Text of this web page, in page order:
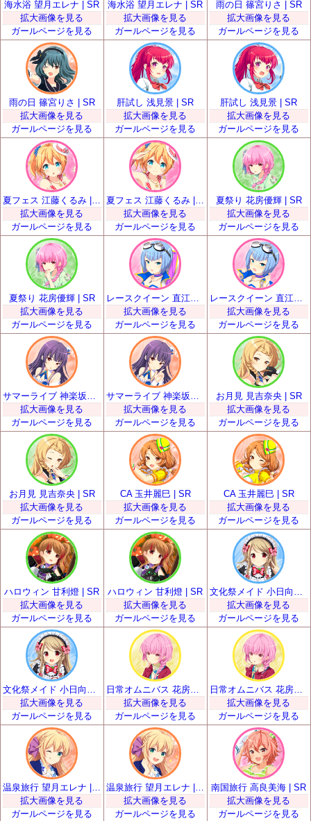
海水浴 望月エレナ | SR
拡大画像を見る
ガールページを見る
海水浴 望月エレナ | SR
拡大画像を見る
ガールページを見る
雨の日 篠宮りさ | SR
拡大画像を見る
ガールページを見る
雨の日 篠宮りさ | SR
拡大画像を見る
ガールページを見る
肝試し 浅見景 | SR
拡大画像を見る
ガールページを見る
肝試し 浅見景 | SR
拡大画像を見る
ガールページを見る
拡大画像を見る
ガールページを見る
夏フェス 江藤くるみ | SR
拡大画像を見る
ガールページを見る
夏祭り 花房優輝 | SR
拡大画像を見る
ガールページを見る
夏祭り 花房優輝 | SR
拡大画像を見る
ガールページを見る
拡大画像を見る
ガールページを見る
拡大画像を見る
ガールページを見る
拡大画像を見る
ガールページを見る
拡大画像を見る
ガールページを見る
お月見 見吉奈央 | SR
拡大画像を見る
ガールページを見る
お月見 見吉奈央 | SR
拡大画像を見る
ガールページを見る
CA 玉井麗巳 | SR
拡大画像を見る
ガールページを見る
CA 玉井麗巳 | SR
拡大画像を見る
ガールページを見る
ハロウィン 甘利燈 | SR
拡大画像を見る
ガールページを見る
ハロウィン 甘利燈 | SR
拡大画像を見る
ガールページを見る
拡大画像を見る
ガールページを見る
拡大画像を見る
ガールページを見る
日常オムニバス 花房優輝 | SR
拡大画像を見る
ガールページを見る
日常オムニバス 花房優輝 | SR
拡大画像を見る
ガールページを見る
拡大画像を見る
ガールページを見る
温泉旅行 望月エレナ | SR
拡大画像を見る
ガールページを見る
南国旅行 高良美海 | SR
拡大画像を見る
ガールページを見る